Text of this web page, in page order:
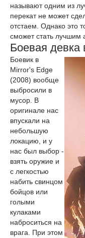
называют одним из
перекат не может
отстаем. Однако это
сможет стать лучшим
Боевая девка
Боевик в
Mirror's Edge
(2008) вообще
выбросили в
мусор. В
оригинале нас
впускали на
небольшую
локацию, и у
нас был выбор -
взять оружие и
с легкостью
набить свинцом
бойцов или
голыми
кулаками
наброситься на
врага. При этом